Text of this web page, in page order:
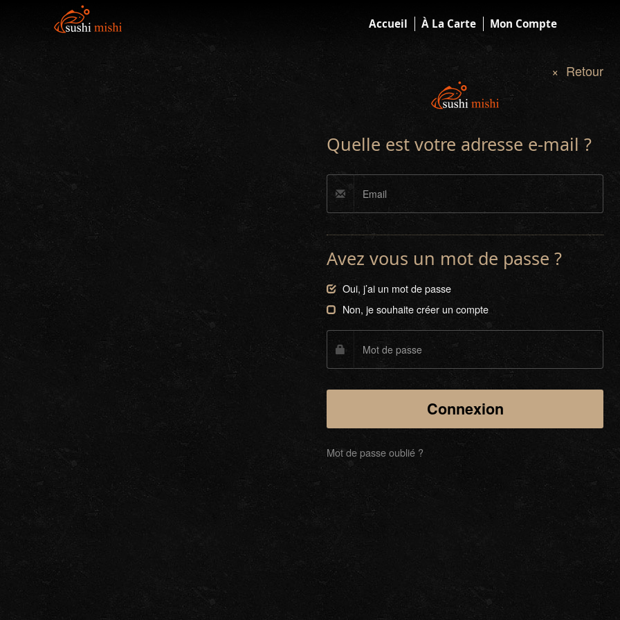
Accueil À La Carte Mon Compte
× Retour
Quelle est votre adresse e-mail ?
Avez vous un mot de passe ?
Oui, j’ai un mot de passe
Non, je souhaite créer un compte
Mot de passe oublié ?